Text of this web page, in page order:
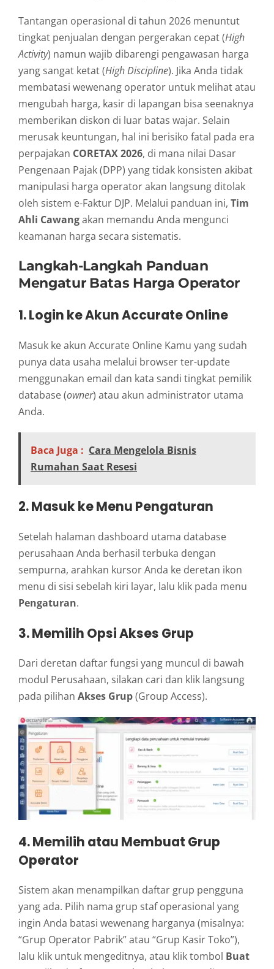
Tantangan operasional di tahun 2026 menuntut
tingkat penjualan dengan pergerakan cepat (High
Activity) namun wajib dibarengi pengawasan harga
yang sangat ketat (High Discipline). Jika Anda tidak
membatasi wewenang operator untuk melihat atau
mengubah harga, kasir di lapangan bisa seenaknya
memberikan diskon di luar batas wajar. Selain
merusak keuntungan, hal ini berisiko fatal pada era
perpajakan CORETAX 2026, di mana nilai Dasar
Pengenaan Pajak (DPP) yang tidak konsisten akibat
manipulasi harga operator akan langsung ditolak
oleh sistem e-Faktur DJP. Melalui panduan ini, Tim
Ahli Cawangakan memandu Anda mengunci
keamanan harga secara sistematis.
Langkah-Langkah Panduan
Mengatur Batas Harga Operator
1. Login ke Akun Accurate Online
Masuk ke akun Accurate Online Kamu yang sudah
punya data usaha melalui browser ter-update
menggunakan email dan kata sandi tingkat pemilik
database (owner) atau akun administrator utama
Anda.
Baca Juga : Cara Mengelola Bisnis
Rumahan Saat Resesi
2. Masuk ke Menu Pengaturan
Setelah halaman dashboard utama database
perusahaan Anda berhasil terbuka dengan
sempurna, arahkan kursor Anda ke deretan ikon
menu di sisi sebelah kiri layar, lalu klik pada menu
Pengaturan.
3. Memilih Opsi Akses Grup
Dari deretan daftar fungsi yang muncul di bawah
modul Perusahaan, silakan cari dan klik langsung
pada pilihan Akses Grup(Group Access).
4. Memilih atau Membuat Grup
Operator
Sistem akan menampilkan daftar grup pengguna
yang ada. Pilih nama grup staf operasional yang
ingin Anda batasi wewenang harganya (misalnya:
“Grup Operator Pabrik” atau “Grup Kasir Toko”),
lalu klik untuk mengeditnya, atau klik tombol Buat